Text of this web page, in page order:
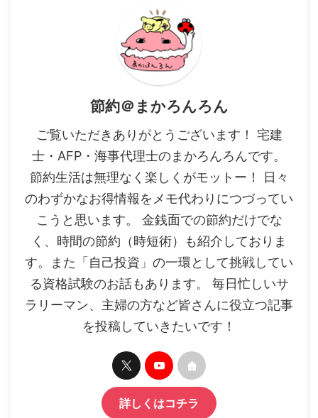
節約＠まかろんろん
ご覧いただきありがとうございます！ 宅建
士・AFP・海事代理士のまかろんろんです。
節約生活は無理なく楽しくがモットー！ 日々
のわずかなお得情報をメモ代わりにつづってい
こうと思います。 金銭面での節約だけでな
く、時間の節約（時短術）も紹介しておりま
す。また「自己投資」の一環として挑戦してい
る資格試験のお話もあります。 毎日忙しいサ
ラリーマン、主婦の方など皆さんに役立つ記事
を投稿していきたいです！
詳しくはコチラ